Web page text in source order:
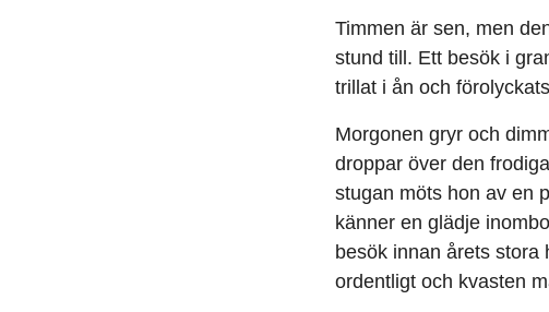
Timmen är sen, men
stund till. Ett besök i
trillat i ån och
Morgonen gryr och
droppar över den
stugan möts hon av en
känner en glädje
besök innan årets
ordentligt och kvasten